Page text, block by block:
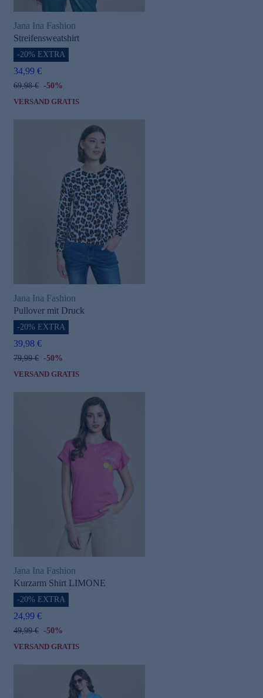
Jana Ina Fashion
Streifensweatshirt
-20% EXTRA
34,99 €
69,98 € -50%
VERSAND GRATIS
Jana Ina Fashion
Pullover mit Druck
-20% EXTRA
39,98 €
79,99 € -50%
VERSAND GRATIS
Jana Ina Fashion
Kurzarm Shirt LIMONE
-20% EXTRA
24,99 €
49,99 € -50%
VERSAND GRATIS